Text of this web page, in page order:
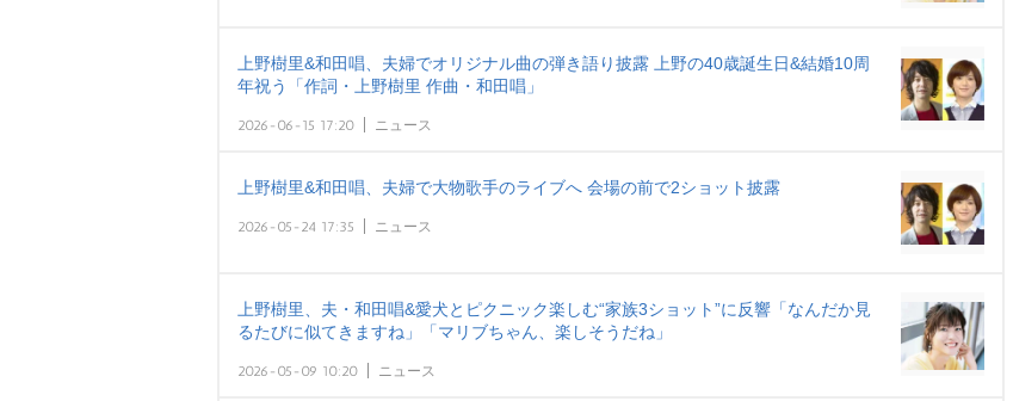
上野樹里&和田唱、夫婦でオリジナル曲の弾き語り披露 上野の40歳誕生日&結婚10周
年祝う「作詞・上野樹里 作曲・和田唱」
2026-06-15 17:20 ニュース
上野樹里&和田唱、夫婦で大物歌手のライブへ 会場の前で2ショット披露
2026-05-24 17:35 ニュース
上野樹里、夫・和田唱&愛犬とピクニック楽しむ“家族3ショット”に反響「なんだか見
るたびに似てきますね」「マリブちゃん、楽しそうだね」
2026-05-09 10:20 ニュース